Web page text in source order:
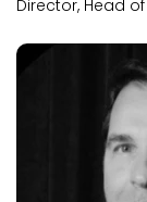
Director, Head